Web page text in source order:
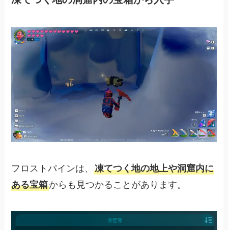
フロストパインは、凍てつく地の地上や洞窟内に
ある宝箱からも見つかることがあります。